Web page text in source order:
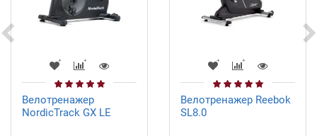
Велотренажер
NordicTrack GX LE
Велотренажер Reebok
SL8.0